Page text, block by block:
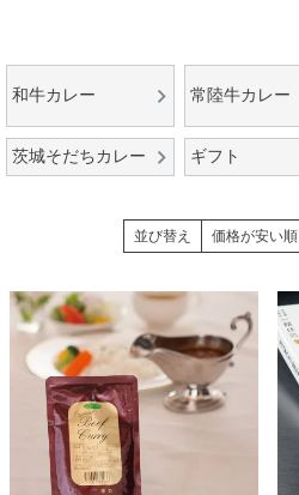
和牛カレー 常陸牛カレー
茨城そだちカレー ギフト
並び替え 価格が安い順